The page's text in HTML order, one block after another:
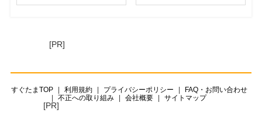
[PR]
すぐたまTOP 利用規約 プライバシーポリシー
FAQ・お問い合わせ
不正への取り組み
会社概要 サイトマップ
[PR]